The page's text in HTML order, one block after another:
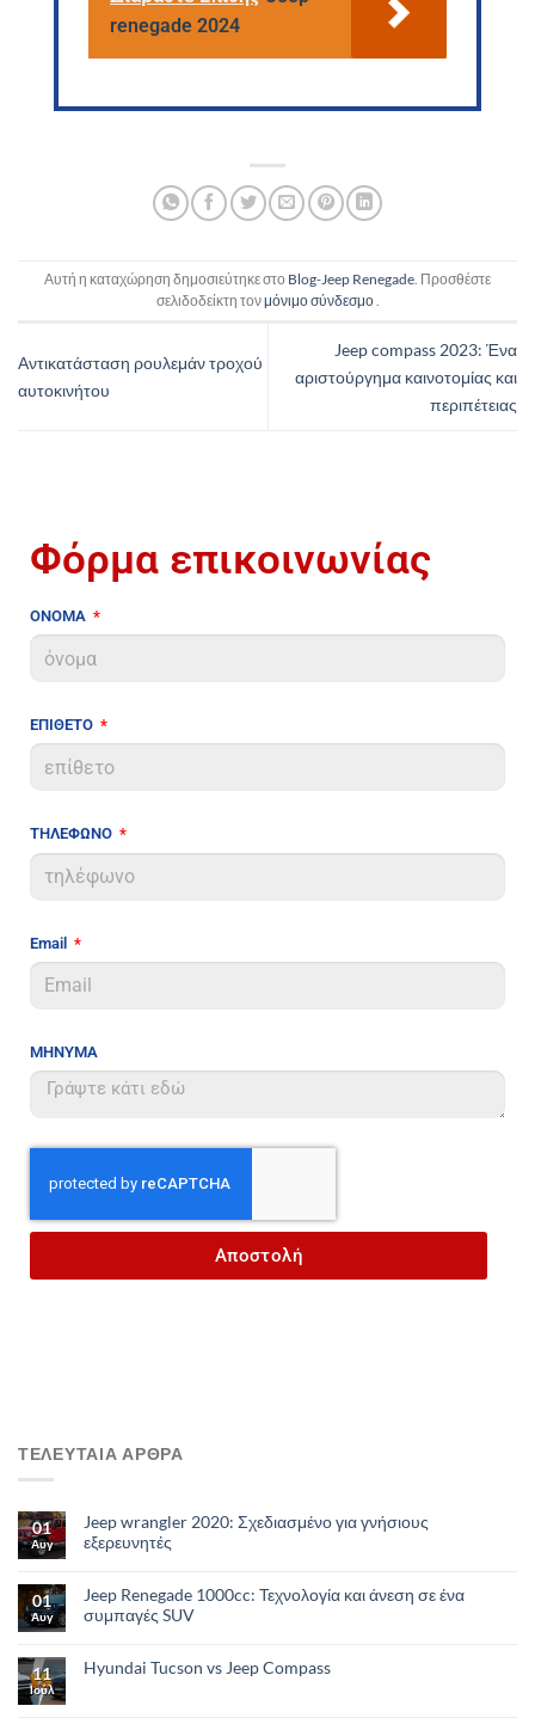
renegade 2024
Αυτή η καταχώρηση δημοσιεύτηκε στο Blog-Jeep Renegade . Προσθέστε
σελιδοδείκτη τονμόνιμο σύνδεσμο.
Αντικατάσταση ρουλεμάν τροχού
αυτοκινήτου
Jeep compass 2023: Ένα
αριστούργημα καινοτομίας και
περιπέτειας
Φόρμα επικοινωνίας
ΟΝΟΜΑ
ΕΠΙΘΕΤΟ
ΤΗΛΕΦΩΝΟ
Email
ΜΗΝΥΜΑ
Αποστολή
ΤΕΛΕΥΤΑΙΑ ΑΡΘΡΑ
01
Αυγ
Jeep wrangler 2020: Σχεδιασμένο για γνήσιους
εξερευνητές
01
Αυγ
Jeep Renegade 1000cc: Τεχνολογία και άνεση σε ένα
συμπαγές SUV
11
Ιούλ
Hyundai Tucson vs Jeep Compass